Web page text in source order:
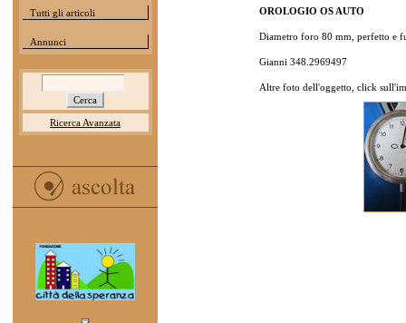
Tutti gli articoli
Annunci
Ricerca Avanzata
OROLOGIO OS AUTO
Diametro foro 80 mm, perfetto e
Gianni 348.2969497
Altre foto dell'oggetto, click